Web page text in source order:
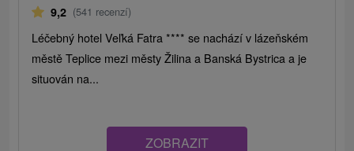
9,2 (541 recenzí)
Léčebný hotel Veľká Fatra **** se nachází v lázeňském
městě Teplice mezi městy Žilina a Banská Bystrica a je
situován na...
ZOBRAZIT